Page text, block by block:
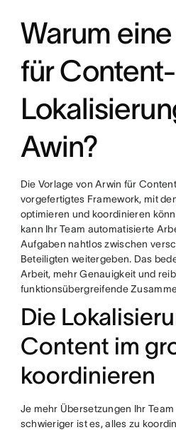
Warum
für Content-
Awin?
Die Vorlage von Arwin für
vorgefertigtes Framework, mit
optimieren und koordinieren
kann Ihr Team automatisierte
Aufgaben nahtlos zwischen
Beteiligten weitergeben. Das
Arbeit, mehr Genauigkeit und
funktionsübergreifende
Die
Content im
koordinieren
Je mehr Übersetzungen Ihr
schwieriger ist es, alles zu